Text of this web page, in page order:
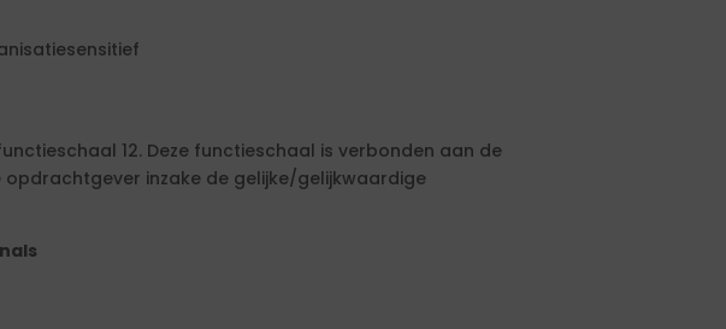
12. Deze functieschaal is verbonden aan de
inzake de gelijke/gelijkwaardige